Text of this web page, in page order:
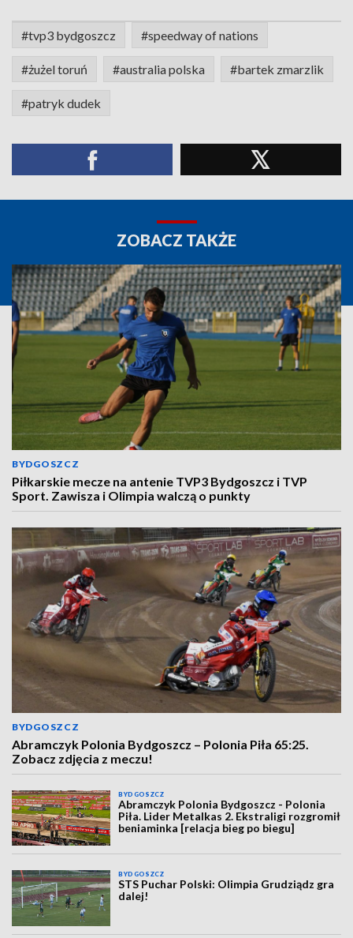
#tvp3 bydgoszcz #speedway of nations
#żużel toruń #australia polska #bartek zmarzlik
#patryk dudek
ZOBACZ TAKŻE
BYDGOSZCZ
Piłkarskie mecze na antenie TVP3 Bydgoszcz i TVP
Sport. Zawisza i Olimpia walczą o punkty
BYDGOSZCZ
Abramczyk Polonia Bydgoszcz – Polonia Piła 65:25.
Zobacz zdjęcia z meczu!
BYDGOSZCZ
Abramczyk Polonia Bydgoszcz - Polonia
Piła. Lider Metalkas 2. Ekstraligi rozgromił
beniaminka [relacja bieg po biegu]
BYDGOSZCZ
STS Puchar Polski: Olimpia Grudziądz gra
dalej!